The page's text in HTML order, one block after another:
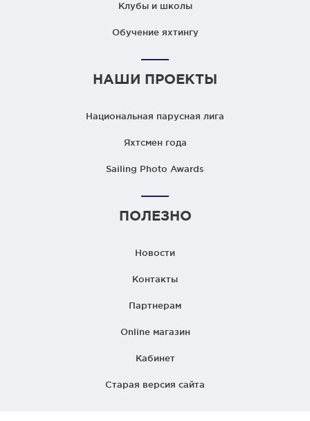
Клубы и школы
Обучение яхтингу
НАШИ ПРОЕКТЫ
Национальная парусная лига
Яхтсмен года
Sailing Photo Awards
ПОЛЕЗНО
Новости
Контакты
Партнерам
Online магазин
Кабинет
Старая версия сайта